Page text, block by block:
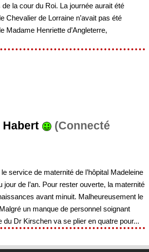
la cour du Roi. La journée aurait été
Chevalier de Lorraine n’avait pas été
Madame Henriette d’Angleterre,
Habert
(Connecté
service de maternité de l’hôpital Madeleine
jour de l’an. Pour rester ouverte, la maternité
avant minuit. Malheureusement le
un manque de personnel soignant
du Dr Kirschen va se plier en quatre pour...